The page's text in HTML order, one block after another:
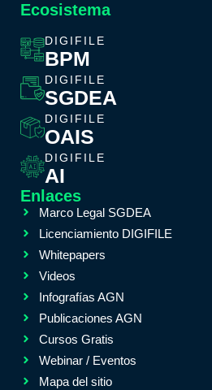
Ecosistema
DIGIFILE
BPM
DIGIFILE
SGDEA
DIGIFILE
OAIS
DIGIFILE
AI
Enlaces
Marco Legal SGDEA
Licenciamiento DIGIFILE
Whitepapers
Videos
Infografías AGN
Publicaciones AGN
Cursos Gratis
Webinar / Eventos
Mapa del sitio